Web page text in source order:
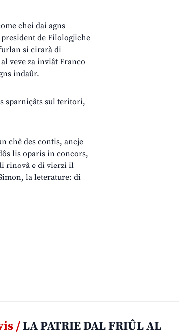
chei dai agns
de Filologjiche
si cirarà di
veve za inviât Franco
indaûr.
sparniçâts sul teritori,
chê des contis, ancje
lis oparis in concors,
rinovâ e di vierzi il
la leterature: di
/LA PATRIE DAL FRIÛL AL